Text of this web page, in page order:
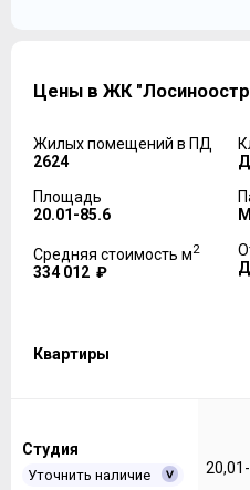
Цены в ЖК
Жилых помещений в ПД
2624
Площадь
20.01-85.6
Средняя стоимость м2
334 012 ₽
Квартиры
Студия
Уточнить наличие